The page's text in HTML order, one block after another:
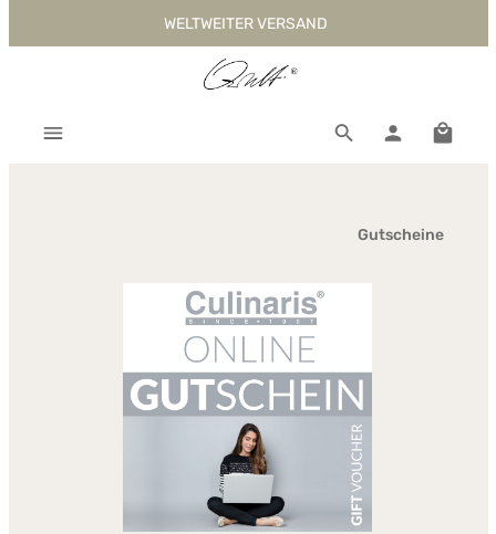
Zum Hauptinhalt springenWELTWEITER VERSAND
Gutscheine
Bildergalerie überspringen